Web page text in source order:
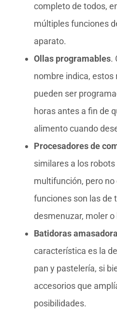
completo de todos,
múltiples funciones
aparato.
Ollas programables.
nombre indica, estos
pueden ser
horas antes a fin de
alimento cuando
Procesadores de
similares a los robots
multifunción, pero
funciones son las de
desmenuzar, moler o
Batidoras
característica es la
pan y pastelería, si
accesorios que
posibilidades.